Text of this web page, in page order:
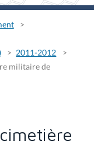
2011-2012
militaire de